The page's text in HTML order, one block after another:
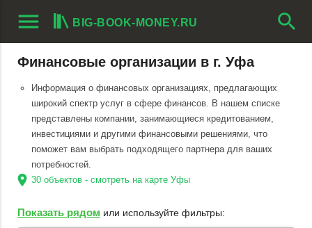
menu BIG-BOOK-MONEY.RU search
Финансовые организации в г. Уфа
Информация о финансовых организациях, предлагающих
широкий спектр услуг в сфере финансов. В нашем списке
представлены компании, занимающиеся кредитованием,
инвестициями и другими финансовыми решениями, что
поможет вам выбрать подходящего партнера для ваших
потребностей.
location_on 30 объектов - смотреть на карте Уфы
Показать рядом или используйте фильтры: